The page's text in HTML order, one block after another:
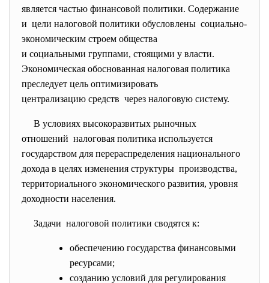
является частью финансовой политики. Содержание
и цели налоговой политики обусловлены социально-
экономическим строем общества
и социальными группами, стоящими у власти.
Экономическая обоснованная налоговая политика
преследует цель оптимизировать
централизацию средств через налоговую систему.
В условиях высокоразвитых рыночных
отношений налоговая политика используется
государством для перераспределения национального
дохода в целях изменения структуры производства,
территориального экономического развития, уровня
доходности населения.
Задачи налоговой политики сводятся к:
обеспечению государства финансовыми
ресурсами;
созданию условий для регулирования